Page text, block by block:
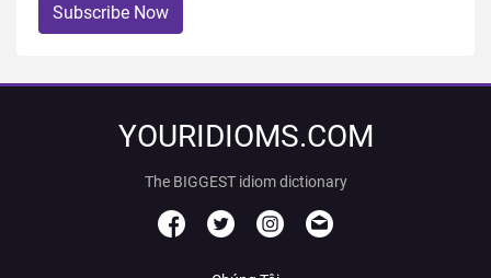
Subscribe Now
YOURIDIOMS.COM
The BIGGEST idiom dictionary